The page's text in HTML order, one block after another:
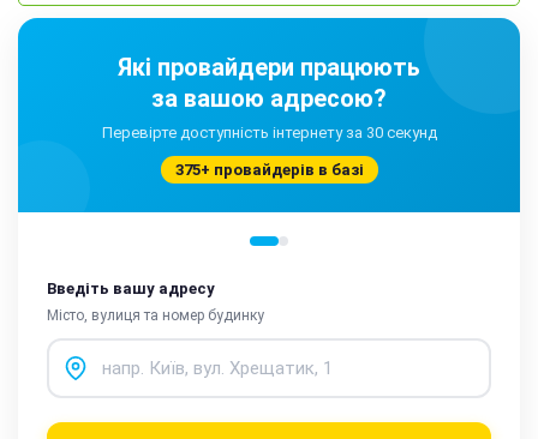
Які провайдери працюють
за вашою адресою?
Перевірте доступність інтернету за 30 секунд
375+ провайдерів в базі
Введіть вашу адресу
Місто, вулиця та номер будинку